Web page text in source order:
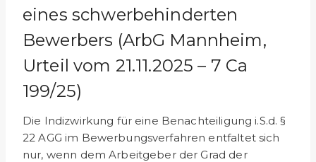
eines schwerbehinder­ten
Bewerbers (ArbG Mannheim,
Urteil vom 21.11.2025 – 7 Ca
199/25)
Die Indizwirkung für eine Benachteiligung i.S.d. §
22 AGG im Bewerbungsverfahren entfaltet sich
nur, wenn dem Arbeitge­ber der Grad der